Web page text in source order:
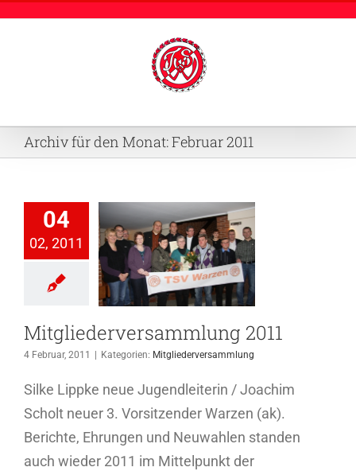
Archiv für den Monat:Februar 2011
04
02, 2011
Mitgliederversammlung 2011
4 Februar, 2011 Kategorien: Mitgliederversammlung
Silke Lippke neue Jugendleiterin / Joachim
Scholt neuer 3. Vorsitzender Warzen (ak).
Berichte, Ehrungen und Neuwahlen standen
auch wieder 2011 im Mittelpunkt der